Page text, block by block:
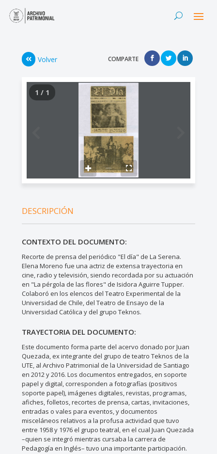
Volver COMPARTE
1 / 1
DESCRIPCIÓN
CONTEXTO DEL DOCUMENTO:
Recorte de prensa del periódico "El día" de La Serena.
Elena Moreno fue una actriz de extensa trayectoria en
cine, radio y televisión, siendo recordada por su actuación
en "La pérgola de las flores" de Isidora Aguirre Tupper.
Colaboró en los elencos del Teatro Experimental de la
Universidad de Chile, del Teatro de Ensayo de la
Universidad Católica y del grupo Teknos.
TRAYECTORIA DEL DOCUMENTO:
Este documento forma parte del acervo donado por Juan
Quezada, ex integrante del grupo de teatro Teknos de la
UTE, al Archivo Patrimonial de la Universidad de Santiago
en 2012 y 2016. Los documentos entregados, en soporte
papel y digital, corresponden a fotografías (positivos
soporte papel), imágenes digitales, revistas, programas,
afiches, folletos, recortes de prensa, cartas, invitaciones,
entradas o vales para eventos, y documentos
misceláneos relativos a la profusa actividad que tuvo
entre 1958 y 1976 el grupo teatral, en el cual Juan Quezada
–quien se integró mientras cursaba la carrera de
Pedagogía en Inglés– tuvo una importante participación.